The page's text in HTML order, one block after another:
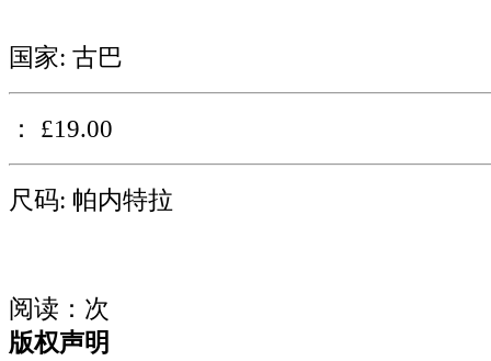
国家: 古巴
： £19.00
尺码: 帕内特拉
阅读： 次
版权声明